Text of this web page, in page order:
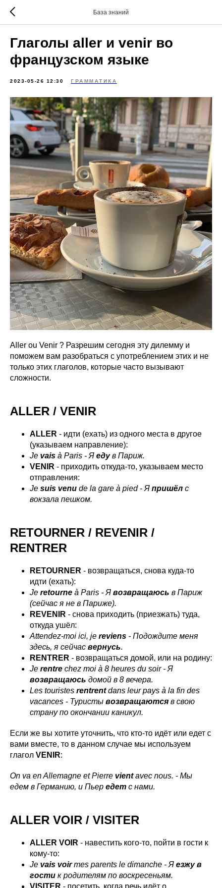
База знаний
Глаголы aller и venir во
французском языке
2023-05-26 12:30 ГРАММАТИКА
Aller ou Venir ? Разрешим сегодня эту дилемму и
поможем вам разобраться с употреблением этих и не
только этих глаголов, которые часто вызывают
сложности.
ALLER / VENIR
ALLER - идти (ехать) из одного места в другое
(указываем направление):
Je vais à Paris - Я едув Париж.
VENIR - приходить откуда-то, указываем место
отправления:
Je suis venu de la gare à pied - Я пришёл с
вокзала пешком.
RETOURNER / REVENIR /
RENTRER
RETOURNER - возвращаться, снова куда-то
идти (ехать):
Je retourne à Paris - Я возвращаюсь в Париж
(сейчас я не в Париже).
REVENIR - снова приходить (приезжать) туда,
откуда ушёл:
Attendez-moi ici, je reviens - Подождите меня
здесь, я сейчас вернусь.
RENTRER - возвращаться домой, или на родину:
Je rentre chez moi à 8 heures du soir - Я
возвращаюсь домой в 8 вечера.
Les touristes rentrentdans leur pays à la fin des
vacances - Туристы возвращаются в свою
страну по окончании каникул.
Если же вы хотите уточнить, что кто-то идёт или едет с
вами вместе, то в данном случае мы используем
глагол VENIR:
On va en Allemagne et Pierre vientavec nous. - Мы
едем в Германию, и Пьер едет с нами.
ALLER VOIR / VISITER
ALLER VOIR - навестить кого-то, пойти в гости к
кому-то:
Je vais voirmes parents le dimanche - Я езжу в
гости к родителям по воскресеньям.